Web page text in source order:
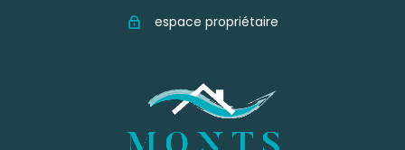
espace propriétaire